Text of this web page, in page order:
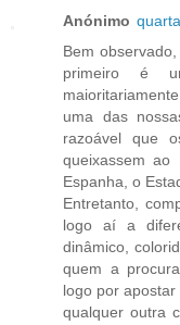
Anónimo
Bem
primeiro é
uma das
razoável que
queixassem
Espanha, o
Entretanto,
logo aí a
dinâmico,
quem a
logo por
qualquer outra